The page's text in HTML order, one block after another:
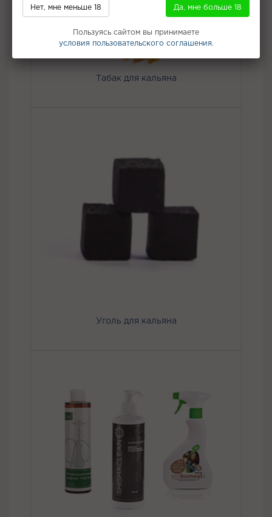
Табак для кальяна
Уголь для кальяна
Нет, мне меньше 18 Да, мне больше 18
Пользуясь сайтом вы принимаете
условия пользовательского соглашения.